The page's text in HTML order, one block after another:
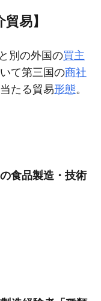
易】
別の外国の買主
て第三国の商社
たる貿易形態。
食品製造・技術